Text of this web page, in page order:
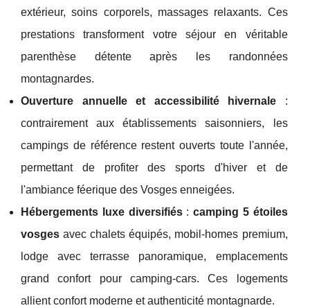
extérieur, soins corporels, massages relaxants. Ces
prestations transforment votre séjour en véritable
parenthèse détente après les randonnées
montagnardes.
Ouverture annuelle et accessibilité hivernale :
contrairement aux établissements saisonniers, les
campings de référence restent ouverts toute l'année,
permettant de profiter des sports d'hiver et de
l'ambiance féerique des Vosges enneigées.
Hébergements luxe diversifiés:camping 5 étoiles
vosges avec chalets équipés, mobil-homes premium,
lodge avec terrasse panoramique, emplacements
grand confort pour camping-cars. Ces logements
allient confort moderne et authenticité montagnarde.